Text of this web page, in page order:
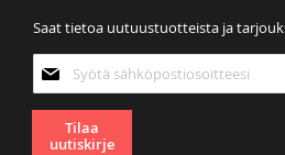
Saat tietoa uutuustuotteista ja
uutiskirjeemme:
Tilaa
uutiskirje